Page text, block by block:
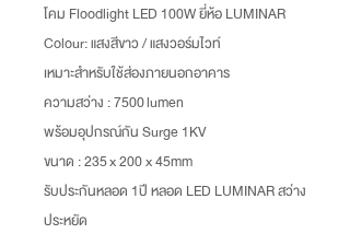
โคม Floodlight LED 100W ยี่ห้อ LUMINAR
Colour: แสงสีขาว / แสงวอร์มไวท์
เหมาะสำหรับใช้ส่องภายนอกอาคาร
ความสว่าง : 7500 lumen
พร้อมอุปกรณ์กัน Surge 1KV
ขนาด : 235 x 200 x 45mm
รับประกันหลอด 1ปี หลอด LED LUMINAR สว่าง
ประหยัด